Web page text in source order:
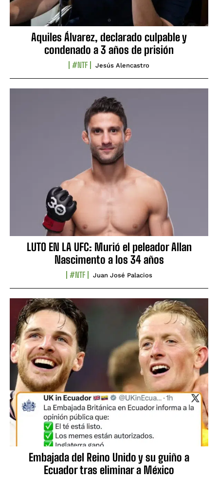
Aquiles Álvarez, declarado culpable y
condenado a 3 años de prisión
#NTF Jesús Alencastro
LUTO EN LA UFC: Murió el peleador Allan
Nascimento a los 34 años
#NTF Juan José Palacios
Embajada del Reino Unido y su guiño a
Ecuador tras eliminar a México